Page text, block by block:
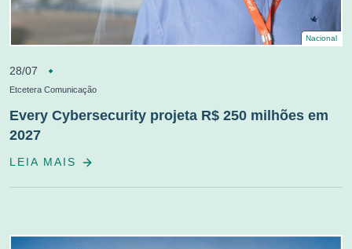
Nacional
28/07
Etcetera Comunicação
Every Cybersecurity projeta R$ 250 milhões em
2027
LEIA MAIS